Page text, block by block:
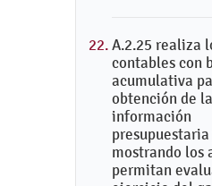
A.2.25 realiza
contables con
acumulativa
obtención de la
información
mostrando los
permitan